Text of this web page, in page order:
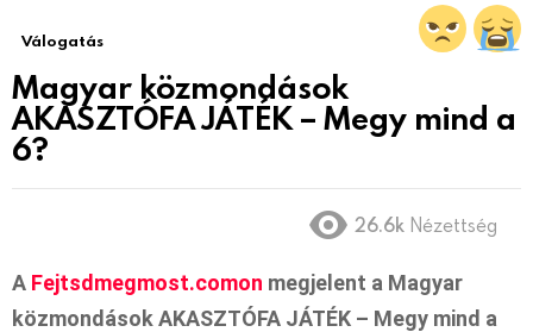
Válogatás
Magyar közmondások
AKASZTÓFA JÁTÉK – Megy mind a
6?
26.6k Nézettség
A Fejtsdmegmost.comon megjelent a Magyar
közmondások AKASZTÓFA JÁTÉK – Megy mind a